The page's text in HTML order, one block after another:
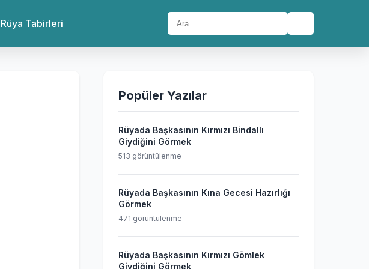
Rüya Tabirleri
Popüler Yazılar
Rüyada Başkasının Kırmızı Bindallı
Giydiğini Görmek
513 görüntülenme
Rüyada Başkasının Kına Gecesi Hazırlığı
Görmek
471 görüntülenme
Rüyada Başkasının Kırmızı Gömlek
Giydiğini Görmek